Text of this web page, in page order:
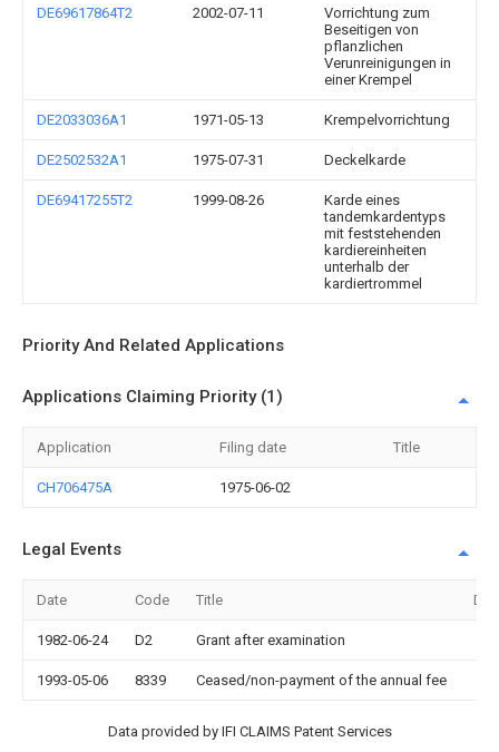
DE69617864T2 2002-07-11
Vorrichtung zum
Beseitigen von
pflanzlichen
Verunreinigungen in
einer Krempel
DE2033036A1 1971-05-13 Krempelvorrichtung
DE2502532A1 1975-07-31 Deckelkarde
DE69417255T2 1999-08-26
Karde eines
tandemkardentyps
mit feststehenden
kardiereinheiten
unterhalb der
kardiertrommel
Priority And Related Applications
Applications Claiming Priority (1)
Application Filing date Title
CH706475A 1975-06-02
Legal Events
Date Code Title
1982-06-24 D2 Grant after examination
1993-05-06 8339 Ceased/non-payment of the annual fee
Data provided by IFI CLAIMS Patent Services